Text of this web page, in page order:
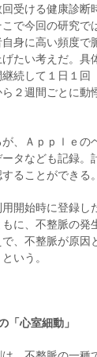
受ける健康診断
で今回の研究で
身に高い頻度で
たい考えだ。具
続して１日１回
２週間ごとに動
、Ａｐｐｌｅの
タなども記録。
ることができる。
開始時に登録し
に、不整脈の発
、不整脈が原因
いう。
心室細動」